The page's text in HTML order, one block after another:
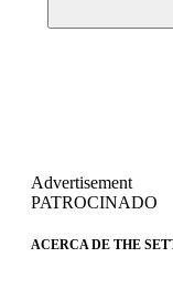
Advertisement
PATROCINADO
ACERCA DE THE